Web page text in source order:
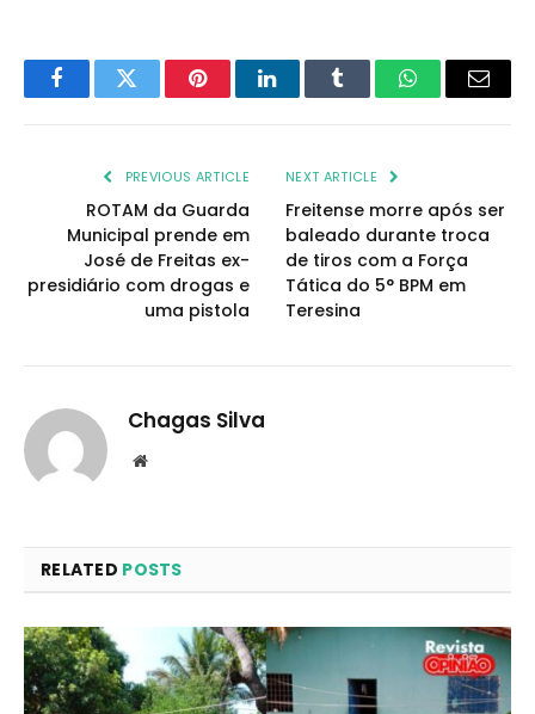
FacebookTwitter PinterestLinkedInTumblr WhatsAppEmail
PREVIOUS ARTICLE
ROTAM da Guarda
Municipal prende em
José de Freitas ex-
presidiário com drogas e
uma pistola
NEXT ARTICLE
Freitense morre após ser
baleado durante troca
de tiros com a Força
Tática do 5° BPM em
Teresina
Chagas Silva
Website
RELATED POSTS